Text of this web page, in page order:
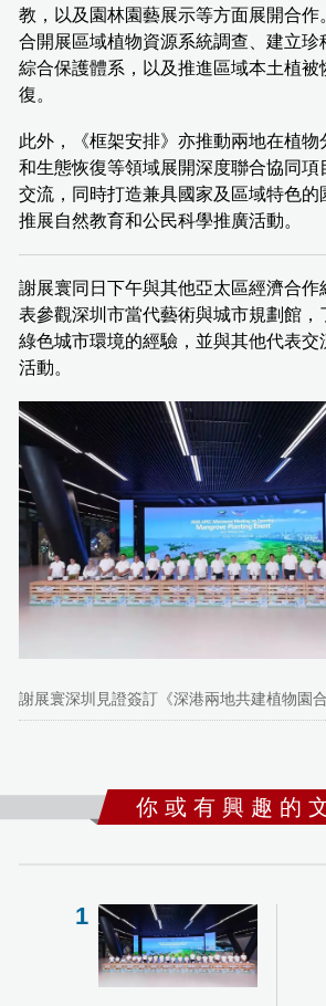
教，以及園林園藝展示等方面展開合作
合開展區域植物資源系統調查、建立珍
綜合保護體系，以及推進區域本土植被
復。
此外，《框架安排》亦推動兩地在植物
和生態恢復等領域展開深度聯合協同項
交流，同時打造兼具國家及區域特色的
推展自然教育和公民科學推廣活動。
謝展寰同日下午與其他亞太區經濟合作
表參觀深圳市當代藝術與城市規劃館，
綠色城市環境的經驗，並與其他代表交
活動。
謝展寰深圳見證簽訂《深港兩地共建植物園
你 或 有 興 趣 的